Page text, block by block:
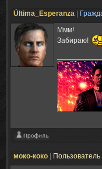
Última_Esperanza
Ммм!
Забираю!
моко-коко Пользователь